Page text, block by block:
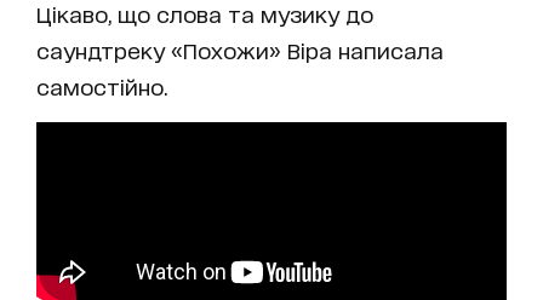
Цікаво, що слова та музику до
саундтреку «Похожи» Віра написала
самостійно.